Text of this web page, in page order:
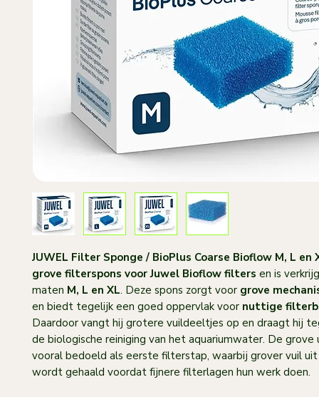
JUWEL Filter Sponge / BioPlus Coarse Bioflow M, L en
grove filterspons voor Juwel Bioflow filters en is
maten M, L en XL. Deze spons zorgt voor grove
en biedt tegelijk een goed oppervlak voor nuttige
Daardoor vangt hij grotere vuildeeltjes op en draagt hij
de biologische reiniging van het aquariumwater. De grove
vooral bedoeld als eerste filterstap, waarbij grover vuil
wordt gehaald voordat fijnere filterlagen hun werk doen.